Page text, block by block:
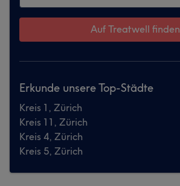
Auf Treatwell finden
Erkunde unsere Top-Städte
Kreis 1, Zürich
Kreis 11, Zürich
Kreis 4, Zürich
Kreis 5, Zürich